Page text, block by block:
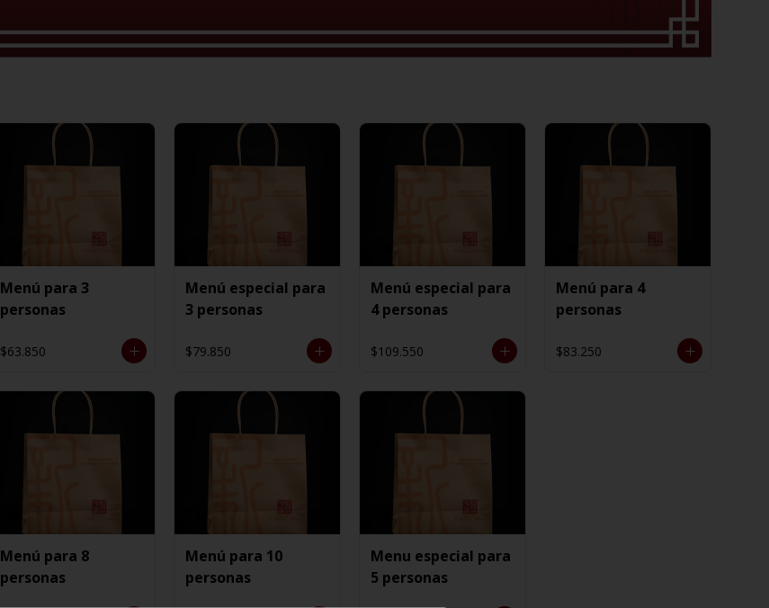
Menú para 3
personas
$63.850
Menú especial para
3 personas
$79.850
Menú especial para
4 personas
$109.550
Menú para 4
personas
$83.250
Menú para 8
personas
Menú para 10
personas
Menu especial para
5 personas